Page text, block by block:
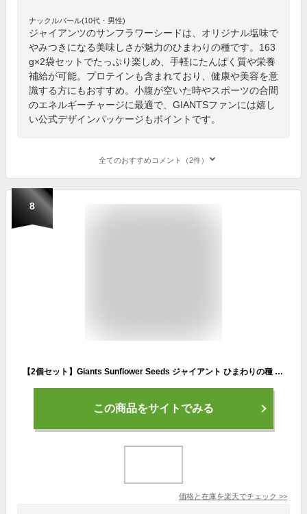
ナックルバール(10代・男性)
ジャイアンツのサンフラワーシードは、オリジナル塩味で
やみつきになる美味しさが魅力のひまわりの種です。163
g×2袋セットでたっぷり楽しめ、手軽にたんぱく質や栄養
補給が可能。プロテインも含まれており、健康や美容を意
識する方にもおすすめ。小腹が空いた時やスポーツの合間
のエネルギーチャージに最適で、GIANTSファンには嬉し
い公式デザインパッケージもポイントです。
全てのおすすめコメント（2件）
8
【2個セット】Giants Sunflower Seeds ジャイアント ひまわりの種 KCスタイルBBQ味 142g KC Style BBQ Flavored 5oz
この商品をサイトでみる
価格と在庫を楽天でチェック >>